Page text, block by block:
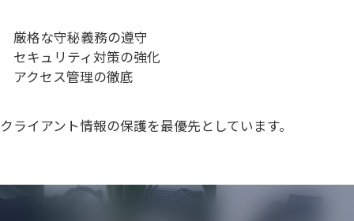
厳格な守秘義務の遵守
セキュリティ対策の強化
アクセス管理の徹底
クライアント情報の保護を最優先としています。